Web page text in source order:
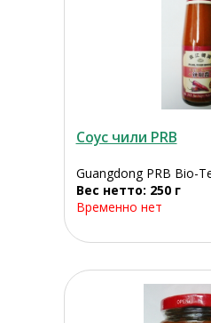
Соус чили PRB
Guangdong PRB Bio-
Вес нетто: 250 г
Временно нет